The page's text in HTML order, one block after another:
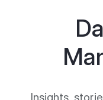
Insights,